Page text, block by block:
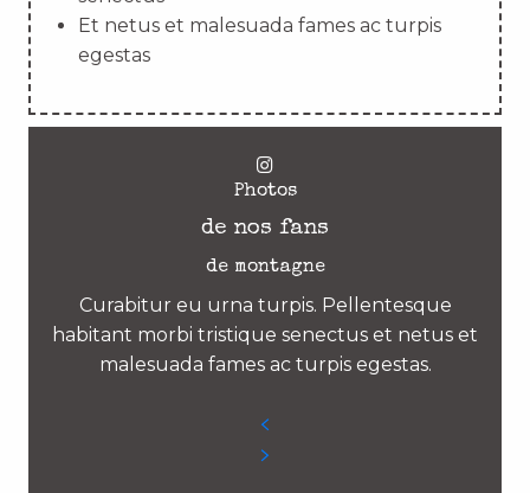
Et netus et malesuada fames ac turpis
egestas
Photos
de nos fans
de montagne
Curabitur eu urna turpis. Pellentesque
habitant morbi tristique senectus et netus et
malesuada fames ac turpis egestas.